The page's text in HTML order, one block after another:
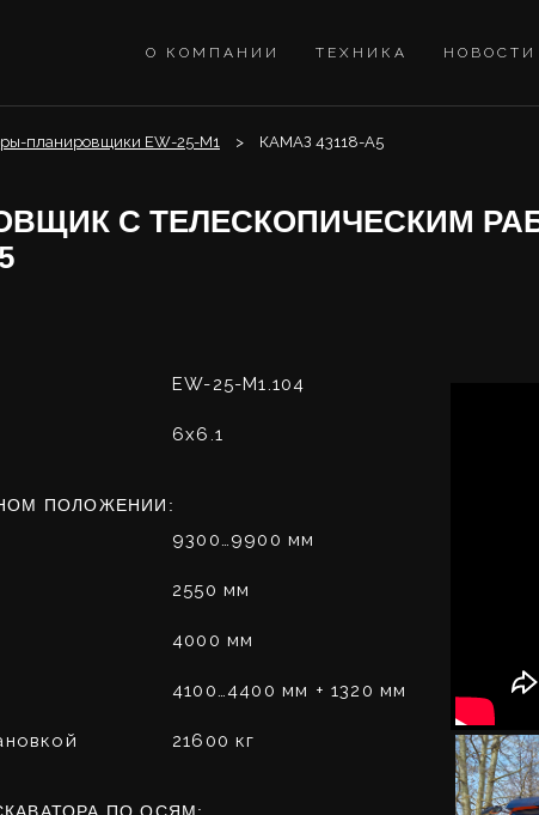
О КОМПАНИИ ТЕХНИКА НОВОСТИ
планировщики EW-25-M1 КАМАЗ 43118-А5
С ТЕЛЕСКОПИЧЕСКИМ
EW-25-M1.104
6х6.1
ПОЛОЖЕНИИ:
9300…9900 мм
2550 мм
4000 мм
4100…4400 мм + 1320 мм
21600 кг